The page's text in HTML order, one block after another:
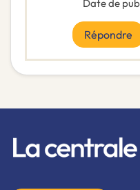
Date de
Répondre